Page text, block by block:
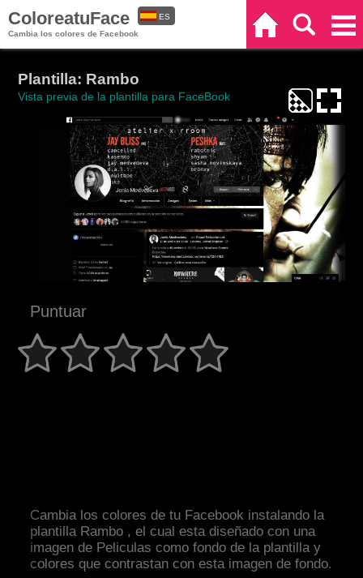
ColoreatuFace
Cambia los colores de Facebook
ES
Plantilla: Rambo
Vista previa de la plantilla para FaceBook
Puntuar
Cambia los colores de tu Facebook instalando la
plantilla Rambo , el cual esta diseñado con una
imagen de Peliculas como fondo de la plantilla y
colores que contrastan con esta imagen de fondo.